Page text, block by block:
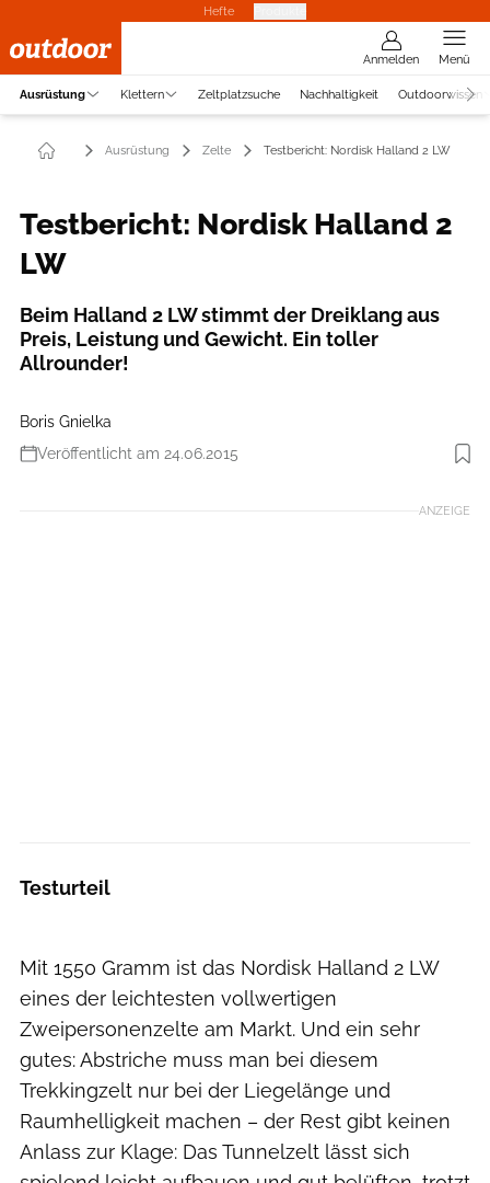
Hefte
Anmelden Menü
Ausrüstung Klettern Zeltplatzsuche Nachhaltigkeit Outdoorwissen
Ausrüstung Zelte Testbericht: Nordisk Halland 2 LW
Testbericht: Nordisk Halland 2
LW
Beim Halland 2 LW stimmt der Dreiklang aus
Preis, Leistung und Gewicht. Ein toller
Allrounder!
Boris Gnielka
Veröffentlicht am 24.06.2015
Foto: Boris Gnielka
ANZEIGE
Testurteil
Mit 1550 Gramm ist das Nordisk Halland 2 LW
eines der leichtesten vollwertigen
Zweipersonenzelte am Markt. Und ein sehr
gutes: Abstriche muss man bei diesem
Trekkingzelt nur bei der Liegelänge und
Raumhelligkeit machen – der Rest gibt keinen
Anlass zur Klage: Das Tunnelzelt lässt sich